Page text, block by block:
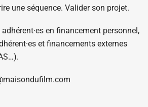
une séquence. Valider son projet.
en financement personnel,
et financements externes